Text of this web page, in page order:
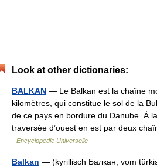
Look at other dictionaries:
BALKAN — Le Balkan est la chaîne
kilomètres, qui constitue le sol de la
de ce pays en bordure du Danube. À
traversée d’ouest en est par deux
Encyclopédie Universelle
Balkan — (kyrillisch Балкан, vom